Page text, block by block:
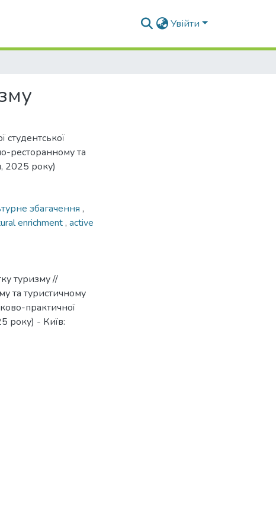
Увійти
студентської
ресторанному та
2025 року)
збагачення ,
enrichment, active
туризму //
та туристичному
практичної
року) - Київ: